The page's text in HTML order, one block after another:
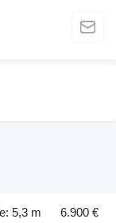
5,3 m 6.900 €